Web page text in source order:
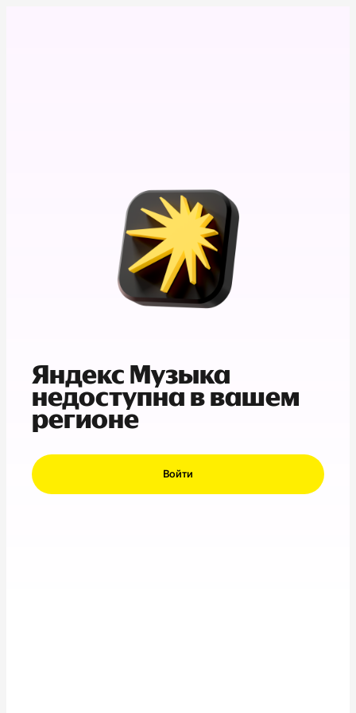
Яндекс Музыка
недоступна в вашем
регионе
Войти